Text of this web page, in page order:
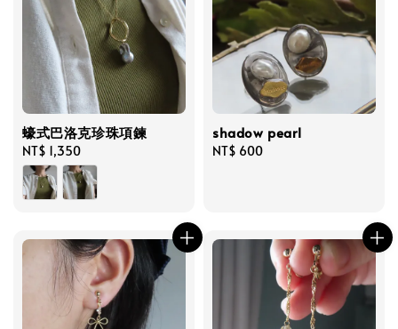
蠔式巴洛克珍珠項鍊
Regular
price
NT$ 1,350
shadow pearl
Regular
NT$ 600